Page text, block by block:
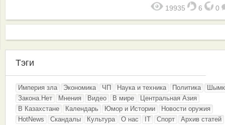
19935 6 0
Тэги
Империя зла Экономика ЧП Наука и техника Политика
Закона.Нет
Мнения Видео В мире
Центральная Азия
В Казахстане
Календарь Юмор и Истории
Новости оружия
HotNews
Скандалы Культура О нас IT Спорт
Архив статей